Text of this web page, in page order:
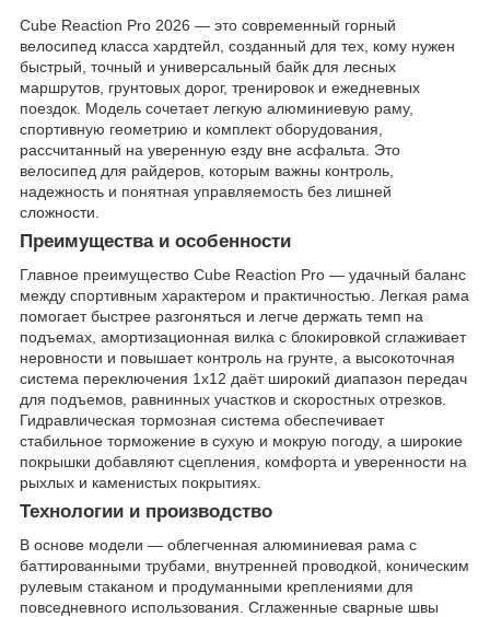
Cube Reaction Pro 2026 — это современный горный
велосипед класса хардтейл, созданный для тех, кому нужен
быстрый, точный и универсальный байк для лесных
маршрутов, грунтовых дорог, тренировок и ежедневных
поездок. Модель сочетает легкую алюминиевую раму,
спортивную геометрию и комплект оборудования,
рассчитанный на уверенную езду вне асфальта. Это
велосипед для райдеров, которым важны контроль,
надежность и понятная управляемость без лишней
сложности.
Преимущества и особенности
Главное преимущество Cube Reaction Pro — удачный баланс
между спортивным характером и практичностью. Легкая рама
помогает быстрее разгоняться и легче держать темп на
подъемах, амортизационная вилка с блокировкой сглаживает
неровности и повышает контроль на грунте, а высокоточная
система переключения 1x12 даёт широкий диапазон передач
для подъемов, равнинных участков и скоростных отрезков.
Гидравлическая тормозная система обеспечивает
стабильное торможение в сухую и мокрую погоду, а широкие
покрышки добавляют сцепления, комфорта и уверенности на
рыхлых и каменистых покрытиях.
Технологии и производство
В основе модели — облегченная алюминиевая рама с
баттированными трубами, внутренней проводкой, коническим
рулевым стаканом и продуманными креплениями для
повседневного использования. Сглаженные сварные швы